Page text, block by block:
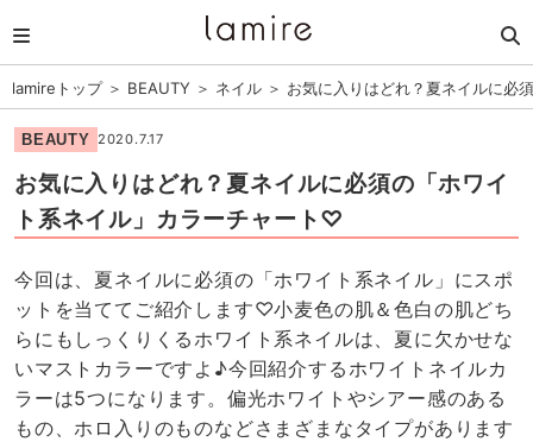
lamireトップ＞ BEAUTY ＞ ネイル ＞ お気に入りはどれ？夏ネイルに必
BEAUTY 2020.7.17
お気に入りはどれ？夏ネイルに必須の「ホワイ
ト系ネイル」カラーチャート♡
今回は、夏ネイルに必須の「ホワイト系ネイル」にスポ
ットを当ててご紹介します♡小麦色の肌＆色白の肌どち
らにもしっくりくるホワイト系ネイルは、夏に欠かせな
いマストカラーですよ♪今回紹介するホワイトネイルカ
ラーは5つになります。偏光ホワイトやシアー感のある
もの、ホロ入りのものなどさまざまなタイプがあります